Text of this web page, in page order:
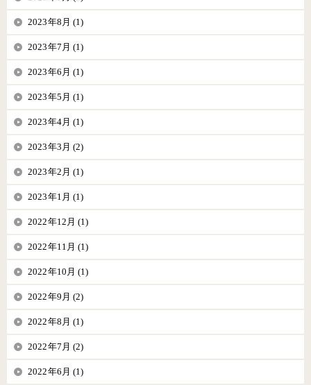
2023年8月 (1)
2023年7月 (1)
2023年6月 (1)
2023年5月 (1)
2023年4月 (1)
2023年3月 (2)
2023年2月 (1)
2023年1月 (1)
2022年12月 (1)
2022年11月 (1)
2022年10月 (1)
2022年9月 (2)
2022年8月 (1)
2022年7月 (2)
2022年6月 (1)